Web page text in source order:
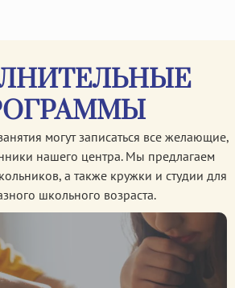
могут записаться все желающие,
нашего центра. Мы предлагаем
а также кружки и студии для
школьного возраста.